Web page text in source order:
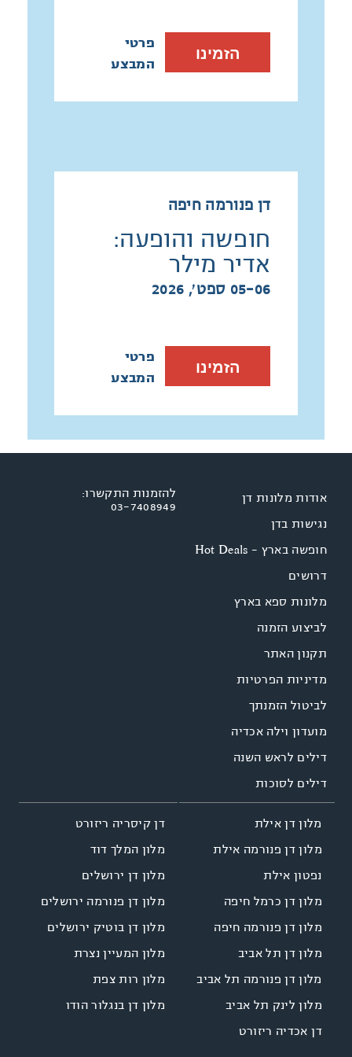
*הזכות לשינויים שמורה.
הזמינו
פרטי
המבצע
דן פנורמה חיפה
חופשה והופעה:
אדיר מילר
05-06 ספט׳, 2026
הזמינו
פרטי
המבצע
אודות מלונות דן
נגישות בדן
חופשה בארץ - Hot Deals
דרושים
מלונות ספא בארץ
לביצוע הזמנה
תקנון האתר
מדיניות הפרטיות
לביטול הזמנתך
מועדון וילה אכדיה
דילים לראש השנה
דילים לסוכות
מלון דן אילת
מלון דן פנורמה אילת
נפטון אילת
מלון דן כרמל חיפה
מלון דן פנורמה חיפה
מלון דן תל אביב
מלון דן פנורמה תל אביב
מלון לינק תל אביב
דן אכדיה ריזורט
דן קיסריה ריזורט
מלון המלך דוד
מלון דן ירושלים
מלון דן פנורמה ירושלים
מלון דן בוטיק ירושלים
מלון המעיין נצרת
מלון רות צפת
מלון דן בנגלור הודו
להזמנות התקשרו:
03-7408949